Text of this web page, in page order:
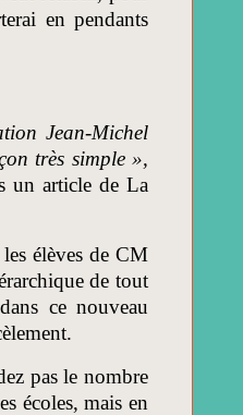
en pendants
Jean-Michel
très simple »,
un article de La
élèves de CM
de tout
ce nouveau
pas le nombre
écoles, mais en